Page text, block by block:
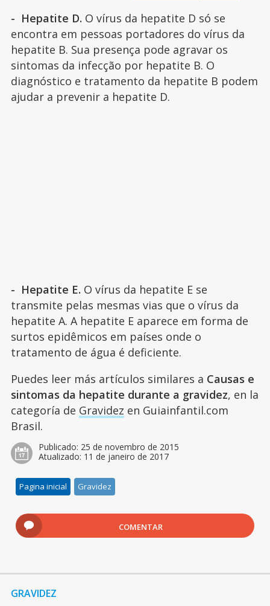
- Hepatite D. O vírus da hepatite D só se
encontra em pessoas portadores do vírus da
hepatite B. Sua presença pode agravar os
sintomas da infecção por hepatite B. O
diagnóstico e tratamento da hepatite B podem
ajudar a prevenir a hepatite D.
- Hepatite E. O vírus da hepatite E se
transmite pelas mesmas vias que o vírus da
hepatite A. A hepatite E aparece em forma de
surtos epidêmicos em países onde o
tratamento de água é deficiente.
Puedes leer más artículos similares a Causas e
sintomas da hepatite durante a gravidez, en la
categoría de Gravidez en Guiainfantil.com
Brasil.
Publicado: 25 de novembro de 2015
Atualizado: 11 de janeiro de 2017
Pagina inicial Gravidez
COMENTAR
GRAVIDEZ